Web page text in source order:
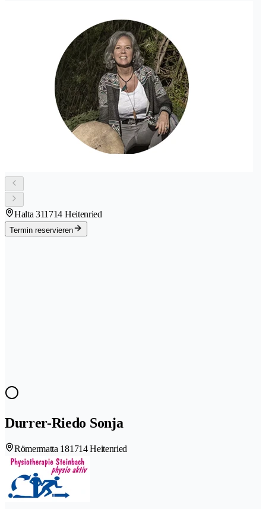
Halta 311714 Heitenried
Termin reservieren
Durrer-Riedo Sonja
Römermatta 181714 Heitenried